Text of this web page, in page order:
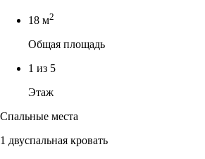
18 м2
Общая площадь
1 из 5
Этаж
Спальные места
1 двуспальная кровать